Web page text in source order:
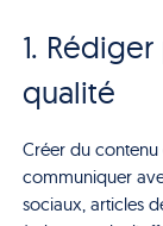
1.
qualité
Créer du
communiquer
sociaux, articles